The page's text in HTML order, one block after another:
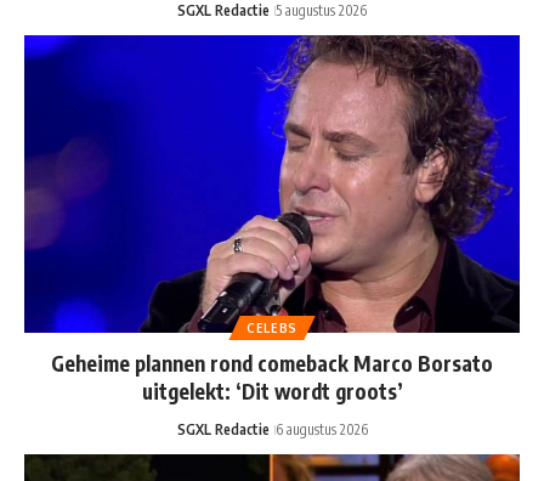
SGXL Redactie 5 augustus 2026
CELEBS
Geheime plannen rond comeback Marco Borsato
uitgelekt: ‘Dit wordt groots’
SGXL Redactie 6 augustus 2026